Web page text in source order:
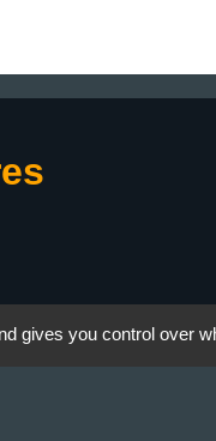
gives you control over